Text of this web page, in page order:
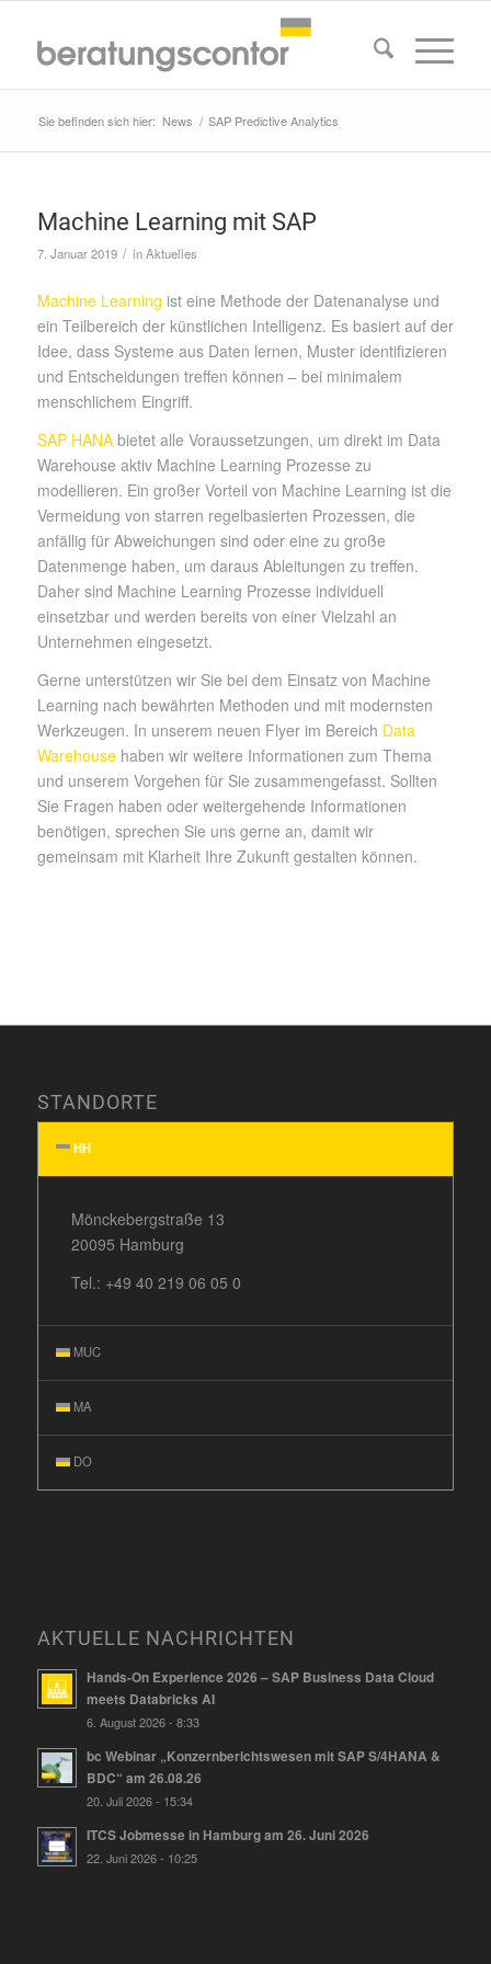
Sie befinden sich hier: News / SAP Predictive Analytics
Machine Learning mit SAP
7. Januar 2019 / inAktuelles
Machine Learning ist eine Methode der Datenanalyse und
ein Teilbereich der künstlichen Intelligenz. Es basiert auf der
Idee, dass Systeme aus Daten lernen, Muster identifizieren
und Entscheidungen treffen können – bei minimalem
menschlichem Eingriff.
SAP HANAbietet alle Voraussetzungen, um direkt im Data
Warehouse aktiv Machine Learning Prozesse zu
modellieren. Ein großer Vorteil von Machine Learning ist die
Vermeidung von starren regelbasierten Prozessen, die
anfällig für Abweichungen sind oder eine zu große
Datenmenge haben, um daraus Ableitungen zu treffen.
Daher sind Machine Learning Prozesse individuell
einsetzbar und werden bereits von einer Vielzahl an
Unternehmen eingesetzt.
Gerne unterstützen wir Sie bei dem Einsatz von Machine
Learning nach bewährten Methoden und mit modernsten
Werkzeugen. In unserem neuen Flyer im Bereich Data
Warehousehaben wir weitere Informationen zum Thema
und unserem Vorgehen für Sie zusammengefasst. Sollten
Sie Fragen haben oder weitergehende Informationen
benötigen, sprechen Sie uns gerne an, damit wir
gemeinsam mit Klarheit Ihre Zukunft gestalten können.
STANDORTE
HH
Mönckebergstraße 13
20095 Hamburg
Tel.: +49 40 219 06 05 0
MUC
MA
DO
AKTUELLE NACHRICHTEN
Hands-On Experience 2026 – SAP Business Data Cloud
meets Databricks AI
6. August 2026 - 8:33
bc Webinar „Konzernberichtswesen mit SAP S/4HANA &
BDC“ am 26.08.26
20. Juli 2026 - 15:34
ITCS Jobmesse in Hamburg am 26. Juni 2026
22. Juni 2026 - 10:25